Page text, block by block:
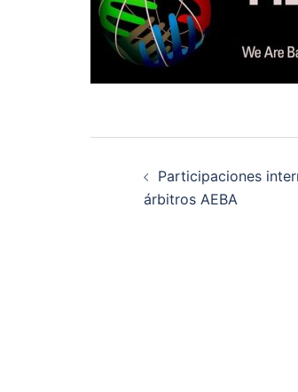
Participaciones
árbitros AEBA